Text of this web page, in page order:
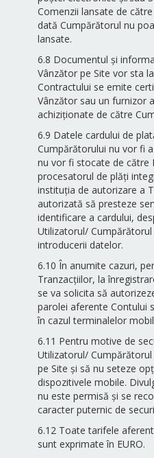
Comenzii lansate de
dată Cumpărătorul nu
lansate.
6.8 Documentul și
Vânzător pe Site vor sta
Contractului se emite
Vânzător sau un furnizor
achiziționate de către
6.9 Datele cardului de
Cumpărătorului nu vor fi
nu vor fi stocate de către
procesatorul de plăți
instituția de autorizare a
autorizată să presteze
identificare a cardului,
Utilizatorul/
introducerii datelor.
6.10 În anumite cazuri,
Tranzacțiilor, la
se va solicita să
parolei aferente Contului
în cazul terminalelor
6.11 Pentru motive de
Utilizatorul/
pe Site și să nu seteze
dispozitivele mobile.
nu este permisă și se
caracter puternic de
6.12 Toate tarifele
sunt exprimate în EURO.